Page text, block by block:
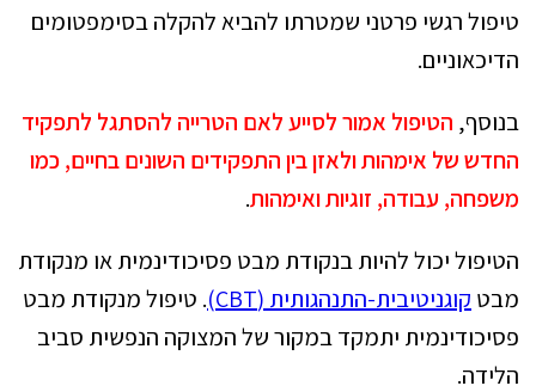
טיפול רגשי פרטני שמטרתו להביא להקלה בסימפטומים
הדיכאוניים.
בנוסף, הטיפול אמור לסייע לאם הטרייה להסתגל לתפקיד
החדש של אימהות ולאזן בין התפקידים השונים בחיים, כמו
משפחה, עבודה, זוגיות ואימהות.
הטיפול יכול להיות בנקודת מבט פסיכודינמית או מנקודת
מבט קוגניטיבית-התנהגותית (CBT)
. טיפול מנקודת מבט
פסיכודינמית יתמקד במקור של המצוקה הנפשית סביב
הלידה.